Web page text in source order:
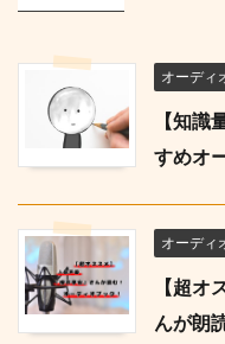
オーディ
【知
すめオ
オーディ
【超
んが朗